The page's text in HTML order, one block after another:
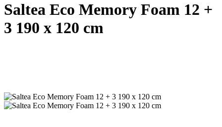
Saltea Eco Memory Foam 12 +
3 190 x 120 cm